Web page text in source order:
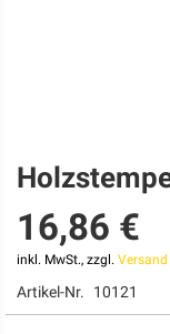
Zum
Anfang
der
Bildgalerie
springen
16,86 €
inkl. MwSt., zzgl. Versand
Artikel-Nr. 10121